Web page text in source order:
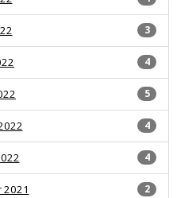
3
4
5
4
4
2
2021